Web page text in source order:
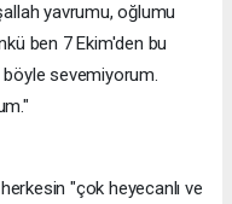
yavrumu, oğlumu
ben 7 Ekim'den bu
sevemiyorum.
"çok heyecanlı ve